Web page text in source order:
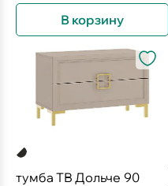
В корзину
тумба ТВ Дольче 90